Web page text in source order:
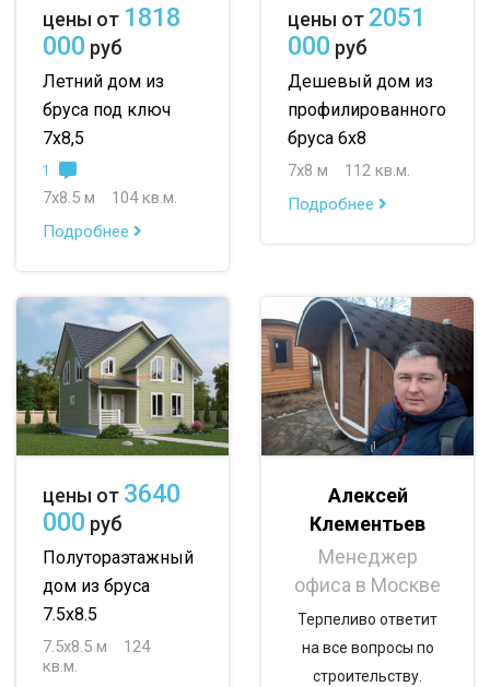
100х150
150х150
150х200
9х9 9х10
10х12 до 50 м
до 100 м
до 150 м
По опциям:
с балконом с верандой с террасой
с эркером с котельной
с панорамными окнами со вторым светом
с санузлом с туалетом
с двумя входами
цены от 1818
000 руб
Летний дом из
бруса под ключ
7х8,5
1
7х8.5 м
104 кв.м.
Подробнее
цены от 2051
000 руб
Дешевый дом из
профилированного
бруса 6х8
7х8 м
112 кв.м.
Подробнее
цены от 3640
000 руб
Полутораэтажный
дом из бруса
7.5х8.5
7.5х8.5 м
124
кв.м.
Алексей
Клементьев
Менеджер
офиса в Москве
Терпеливо ответит
на все вопросы по
строительству.